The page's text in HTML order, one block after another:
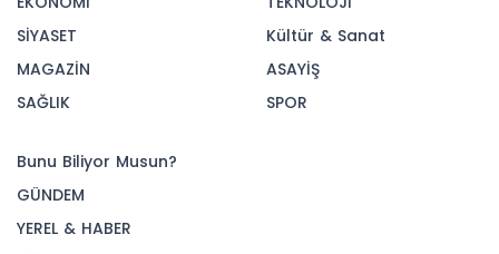
SİYASET
MAGAZİN
SAĞLIK
Kültür & Sanat
ASAYİŞ
SPOR
Bunu Biliyor Musun?
GÜNDEM
YEREL & HABER